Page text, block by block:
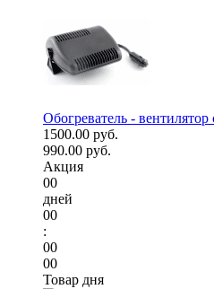
Обогреватель -
1500.00 руб.
990.00 руб.
Акция
00
дней
00
:
00
00
Товар дня